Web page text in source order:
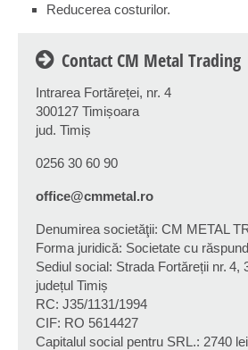
Reducerea costurilor.
Contact CM Metal Trading
Intrarea Fortăreței, nr. 4
300127 Timișoara
jud. Timiș
0256 30 60 90
office@cmmetal.ro
Denumirea societăţii: CM METAL
Forma juridică: Societate cu
Sediul social: Strada Fortăreții nr. 4,
județul Timiș
RC: J35/1131/1994
CIF: RO 5614427
Capitalul social pentru SRL.: 2740 lei